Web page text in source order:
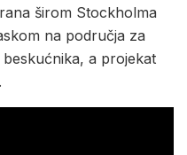
širom Stockholma
na područja za
a projekat